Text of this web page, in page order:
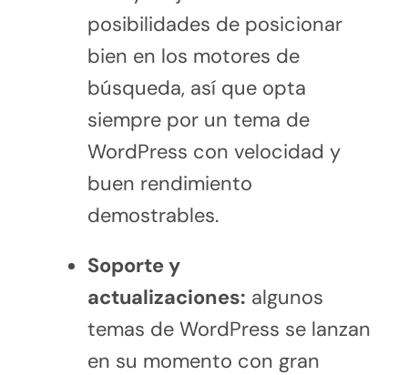
posibilidades de posicionar
bien en los motores de
búsqueda, así que opta
siempre por un tema de
WordPress con velocidad y
buen rendimiento
demostrables.
Soporte y
actualizaciones: algunos
temas de WordPress se lanzan
en su momento con gran